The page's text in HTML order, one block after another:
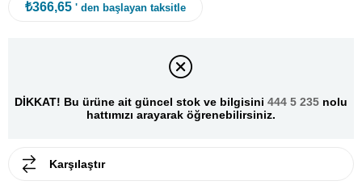
₺366,65 ' den başlayan taksitle
DİKKAT! Bu ürüne ait güncel stok ve bilgisini 444 5 235 nolu
hattımızı arayarak öğrenebilirsiniz.
Karşılaştır